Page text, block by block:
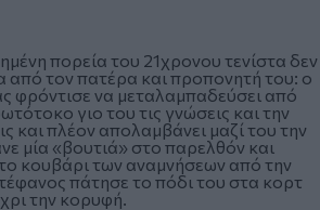
πορεία του 21χρονου τενίστα δεν
από τον πατέρα και προπονητή του: ο
φρόντισε να μεταλαμπαδεύσει από
γιο του τις γνώσεις και την
και πλέον απολαμβάνει μαζί του την
μία «βουτιά» στο παρελθόν και
κουβάρι των αναμνήσεων από την
πάτησε το πόδι του στα κορτ
την κορυφή.